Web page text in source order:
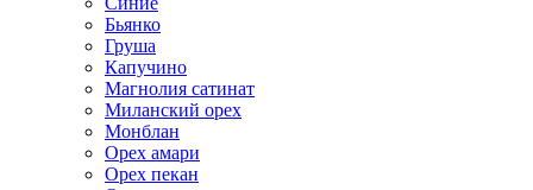
Бьянко
Груша
Капучино
Магнолия сатинат
Миланский орех
Монблан
Орех амари
Орех пекан